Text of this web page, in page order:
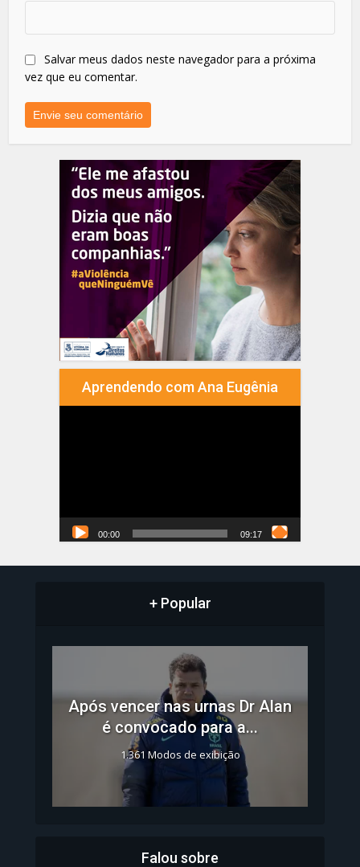
Salvar meus dados neste navegador para a próxima
vez que eu comentar.
Aprendendo com Ana Eugênia
00:00 09:17
+ Popular
Após vencer nas urnas Dr Alan
é convocado para a...
1.361 Modos de exibição
Falou sobre